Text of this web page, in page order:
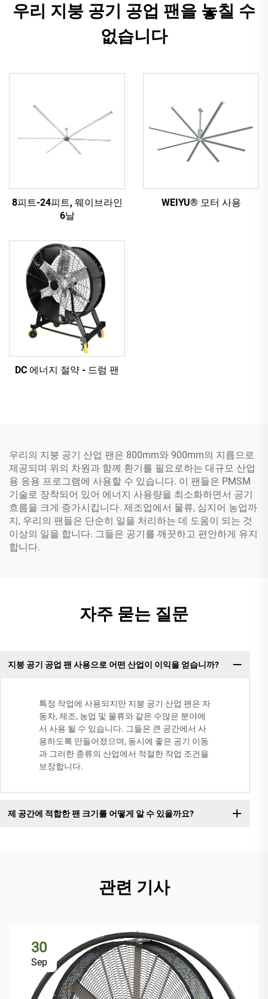
우리 지붕 공기 공업 팬을 놓칠 수
없습니다
8피트-24피트, 웨이브라인
6날
WEIYU® 모터 사용
DC 에너지 절약 - 드럼 팬
우리의 지붕 공기 산업 팬은 800mm와 900mm의 지름으로
제공되며 위의 차원과 함께 환기를 필요로하는 대규모 산업
용 응용 프로그램에 사용할 수 있습니다. 이 팬들은 PMSM
기술로 장착되어 있어 에너지 사용량을 최소화하면서 공기
흐름을 크게 증가시킵니다. 제조업에서 물류, 심지어 농업까
지, 우리의 팬들은 단순히 일을 처리하는 데 도움이 되는 것
이상의 일을 합니다. 그들은 공기를 깨끗하고 편안하게 유지
합니다.
자주 묻는 질문
지붕 공기 공업 팬 사용으로 어떤 산업이 이익을 얻습니까?
특정 작업에 사용되지만 지붕 공기 산업 팬은 자
동차, 제조, 농업 및 물류와 같은 수많은 분야에
서 사용 될 수 있습니다. 그들은 큰 공간에서 사
용하도록 만들어졌으며, 동시에 좋은 공기 이동
과 그러한 종류의 산업에서 적절한 작업 조건을
보장합니다.
제 공간에 적합한 팬 크기를 어떻게 알 수 있을까요?
관련 기사
30
Sep